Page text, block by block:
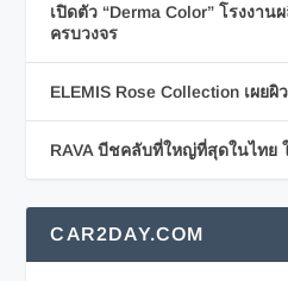
เปิดตัว “Derma Color” โรงงาน
ครบวงจร
ELEMIS Rose Collection เผย
RAVA บีชคลับที่ใหญ่ที่สุดในไทย
CAR2DAY.COM